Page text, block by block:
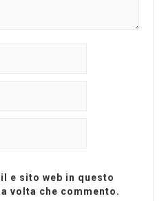
e sito web in questo
volta che commento.